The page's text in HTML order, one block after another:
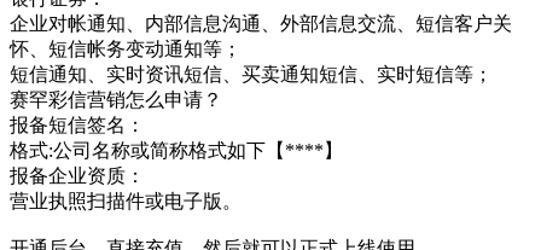
企业对帐通知、内部信息沟通、外部信息交流、短信客户关
怀、短信帐务变动通知等；
短信通知、实时资讯短信、买卖通知短信、实时短信等；
赛罕彩信营销怎么申请？
报备短信签名：
格式:公司名称或简称格式如下【****】
报备企业资质：
营业执照扫描件或电子版。